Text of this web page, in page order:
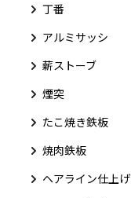
丁番
アルミサッシ
薪ストーブ
煙突
たこ焼き鉄板
焼肉鉄板
ヘアライン仕上げ